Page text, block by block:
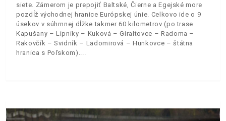
siete. Zámerom je prepojiť Baltské, Čierne a Egejské more
pozdĺž východnej hranice Európskej únie. Celkovo ide o 9
úsekov v súhrnnej dĺžke takmer 60 kilometrov (po trase
Kapušany – Lipníky – Kuková – Giraltovce – Radoma –
Rakovčík – Svidník – Ladomirová – Hunkovce – štátna
hranica s Poľskom).